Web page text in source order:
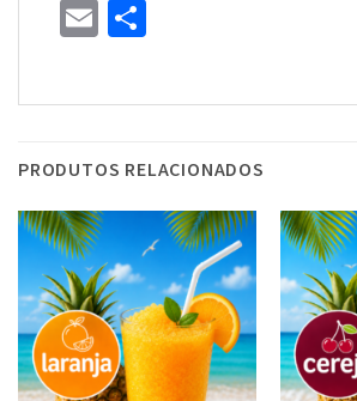
Email
PRODUTOS RELACIONADOS